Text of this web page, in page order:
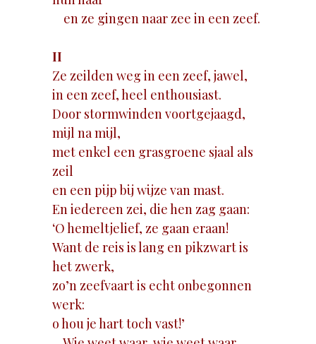
en ze gingen naar zee in een zeef.
II
Ze zeilden weg in een zeef, jawel,
in een zeef, heel enthousiast.
Door stormwinden voortgejaagd,
mijl na mijl,
met enkel een grasgroene sjaal als
zeil
en een pijp bij wijze van mast.
En iedereen zei, die hen zag gaan:
‘O hemeltjelief, ze gaan eraan!
Want de reis is lang en pikzwart is
het zwerk,
zo’n zeefvaart is echt onbegonnen
werk:
o hou je hart toch vast!’